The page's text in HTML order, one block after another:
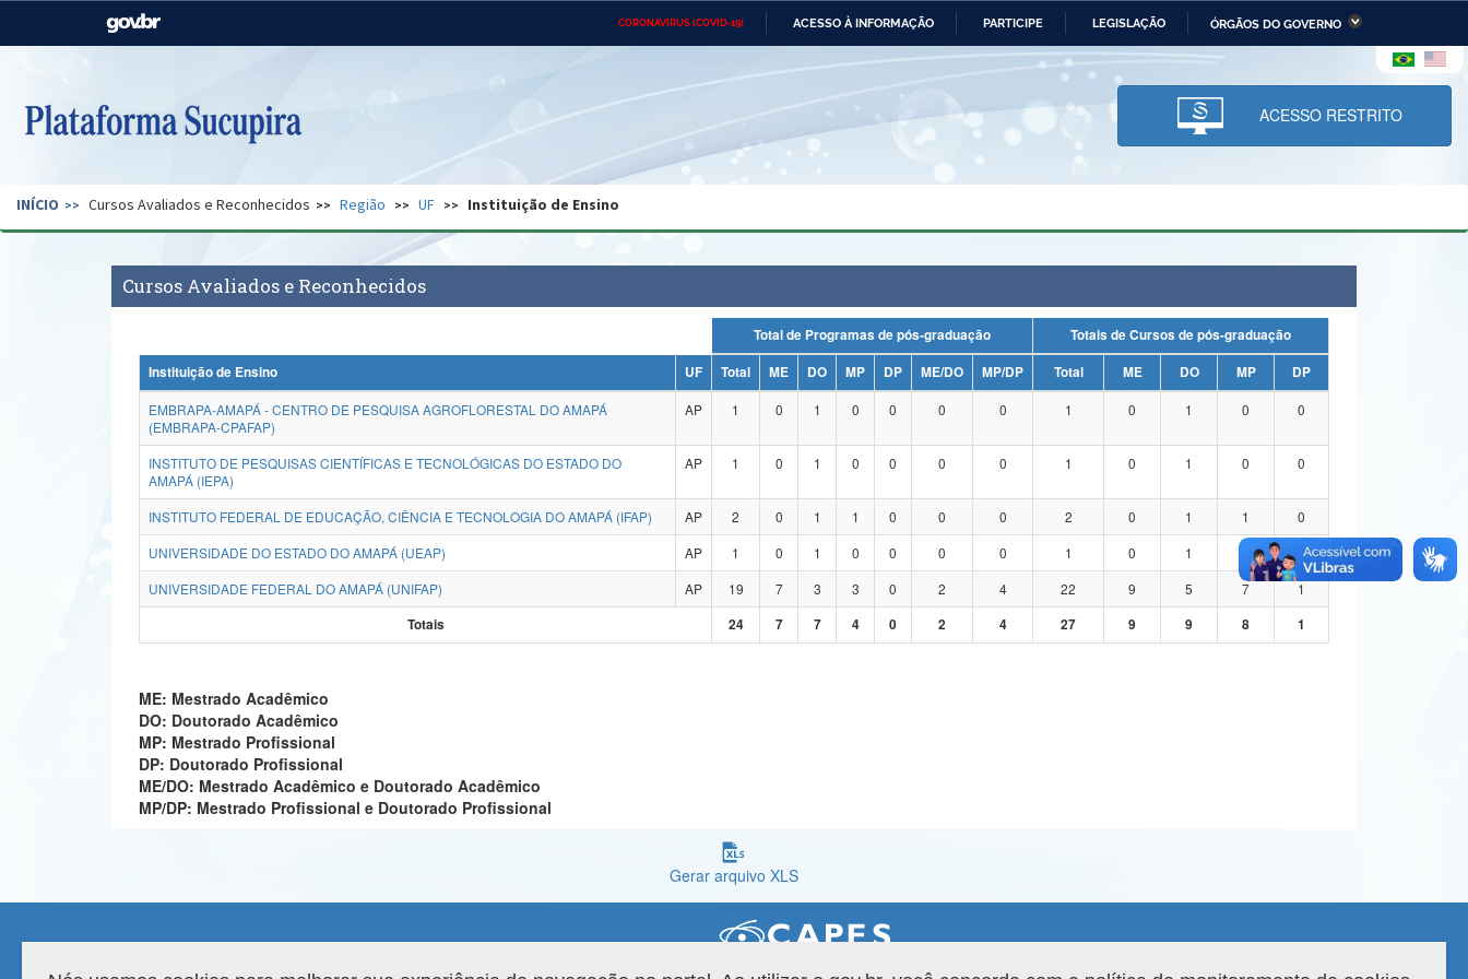
CORONAVÍRUS (COVID-19) ACESSO À INFORMAÇÃO PARTICIPE LEGISLAÇÃO ÓRGÃOS DO GOVERNO
Casa Civil Ministério das Relações Ministério da Economia Ministério da Infraestrutura
Pecuária e Abastecimento
Ministério da Ciência,
Tecnologia, Inovações e
Comunicações
Ministério do Desenvolvimento
Regional e dos Direitos Humanos
Secretaria de Governo Gabinete de Segurança Advocacia-Geral da União Banco Central do Brasil Planalto
ACESSO RESTRITO
INÍCIO Cursos Avaliados e Reconhecidos Região UF Instituição de Ensino
Cursos Avaliados e Reconhecidos
Total de Programas de pós-graduação
Totais de Cursos de pós-graduação
Instituição de Ensino
UF Total ME DO MP DP ME/DO MP/DP Total ME DO MP
DP
EMBRAPA-AMAPÁ - CENTRO DE PESQUISA AGROFLORESTAL DO AMAPÁ
(EMBRAPA-CPAFAP)
AP 1 0 1 0 0 0 0 1 0 1 0 0
INSTITUTO DE PESQUISAS CIENTÍFICAS E TECNOLÓGICAS DO ESTADO DO
AMAPÁ (IEPA)
AP 1 0 1 0 0 0 0 1 0 1 0 0
INSTITUTO FEDERAL DE EDUCAÇÃO, CIÊNCIA E TECNOLOGIA DO AMAPÁ (IFAP) AP 2 0 1 1 0 0 0 2 0 1 1
0
UNIVERSIDADE DO ESTADO DO AMAPÁ (UEAP)
AP 1 0 1 0 0 0 0 1 0 1
0
UNIVERSIDADE FEDERAL DO AMAPÁ (UNIFAP)
AP 19 7 3 3 0 2 4 22 9 5 7
1
Totais
24 7 7 4 0 2 4 27 9 9 8 1
ME: Mestrado Acadêmico
DO: Doutorado Acadêmico
MP: Mestrado Profissional
DP: Doutorado Profissional
ME/DO: Mestrado Acadêmico e Doutorado Acadêmico
MP/DP: Mestrado Profissional e Doutorado Profissional
Gerar arquivo XLS